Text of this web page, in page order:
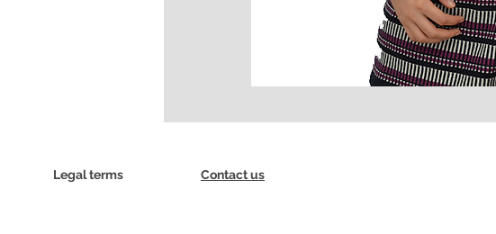
Legal terms Contact us